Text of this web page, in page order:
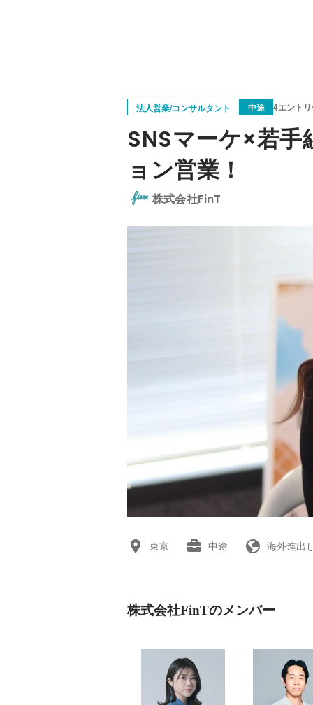
法人営業/コンサルタント 中途 4エント
SNSマーケ×若
ョン営業！
株式会社FinT
東京 中途 海外進出
株式会社FinTのメンバー